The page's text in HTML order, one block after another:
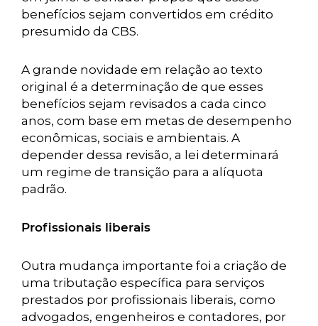
benefícios sejam convertidos em crédito
presumido da CBS.
A grande novidade em relação ao texto
original é a determinação de que esses
benefícios sejam revisados a cada cinco
anos, com base em metas de desempenho
econômicas, sociais e ambientais. A
depender dessa revisão, a lei determinará
um regime de transição para a alíquota
padrão.
Profissionais liberais
Outra mudança importante foi a criação de
uma tributação específica para serviços
prestados por profissionais liberais, como
advogados, engenheiros e contadores, por